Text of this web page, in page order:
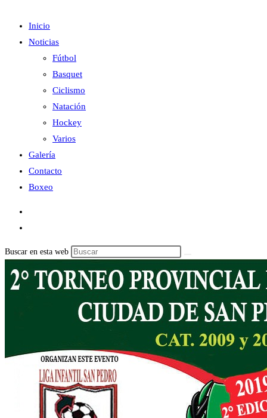
Inicio
Noticias
Fútbol
Basquet
Ciclismo
Natación
Hockey
Varios
Galería
Contacto
Boxeo
Buscar en esta web